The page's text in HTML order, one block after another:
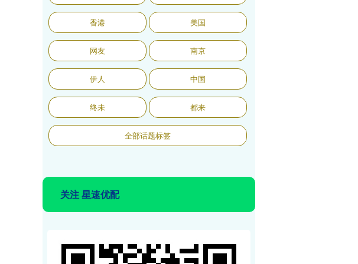
香港 美国
网友 南京
伊人 中国
终未 都来
全部话题标签
关注 星速优配